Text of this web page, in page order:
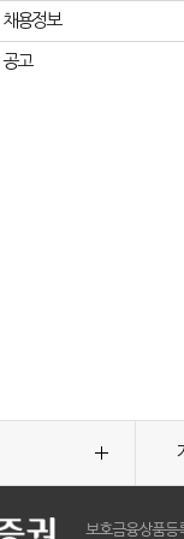
채용정보
공고
보호금융상품등